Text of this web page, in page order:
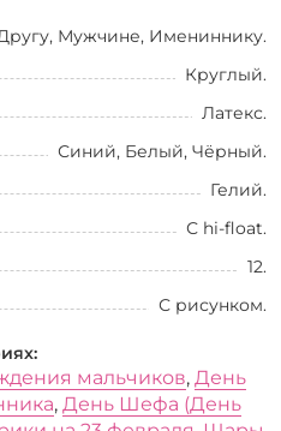
Мужчине, Имениннику.
Круглый.
Латекс.
Синий, Белый, Чёрный.
Гелий.
С hi-float.
12.
С рисунком.
мальчиков, День
, День Шефа (День